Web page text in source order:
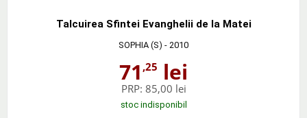
Talcuirea Sfintei Evanghelii de la Matei
SOPHIA (S) - 2010
71 ,25 lei
PRP: 85,00 lei
stoc indisponibil